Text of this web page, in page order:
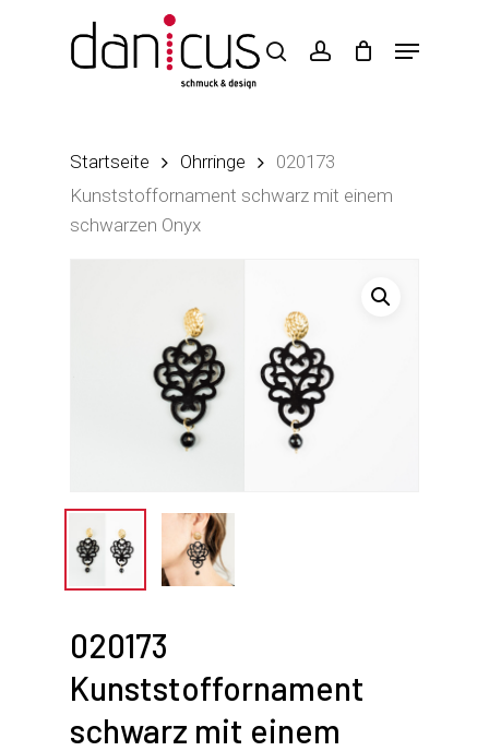
Startseite Ohrringe
020173
Kunststoffornament schwarz mit einem
schwarzen Onyx
020173
Kunststoffornament
schwarz mit einem